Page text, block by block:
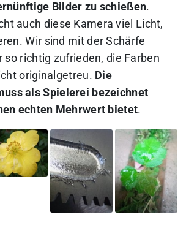
Bilder zu schießen.
auch diese Kamera viel Licht,
Wir sind mit der Schärfe
so richtig zufrieden, die Farben
originalgetreu. Die
als Spielerei bezeichnet
echten Mehrwert bietet.